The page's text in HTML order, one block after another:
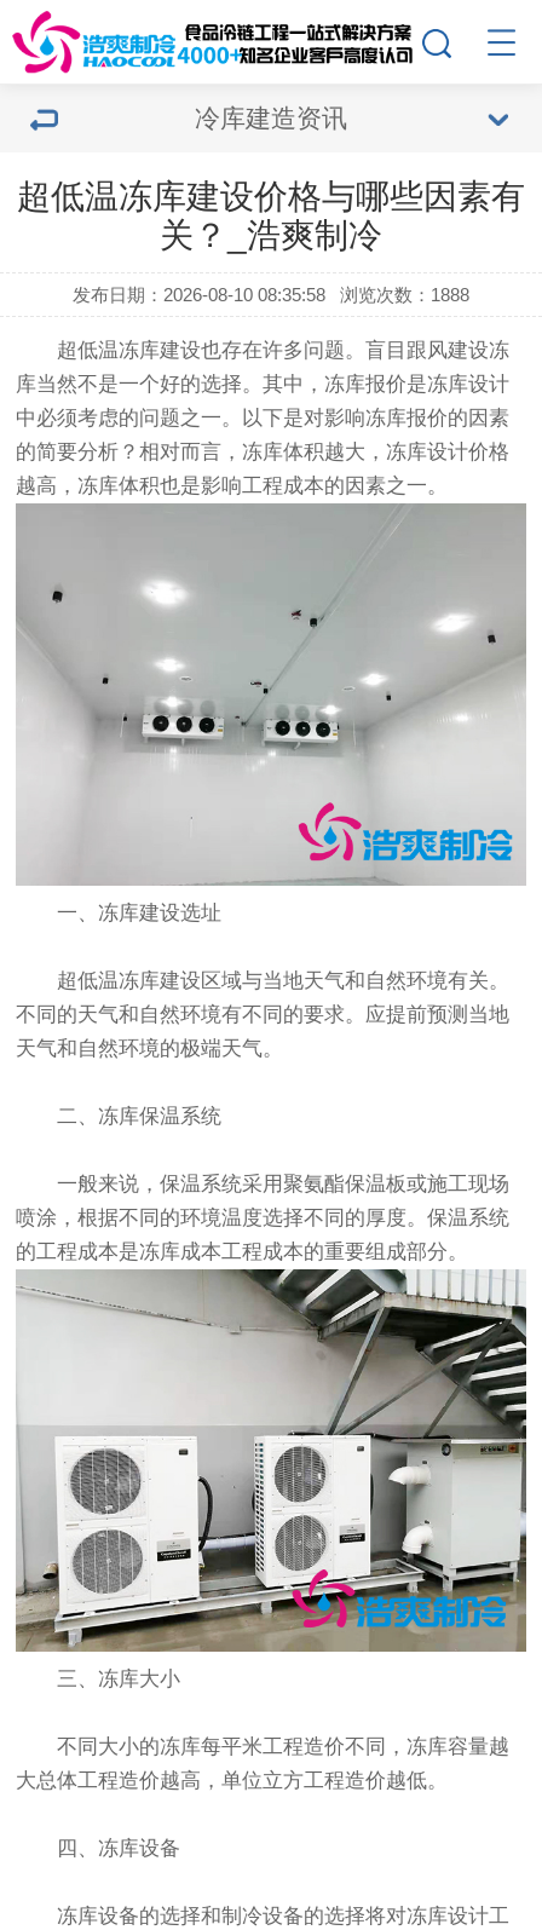
冷库建造资讯
超低温冻库建设价格与哪些因素有
关？_浩爽制冷
发布日期：2026-08-10 08:35:58 浏览次数：1888
超低温冻库建设也存在许多问题。盲目跟风建设冻
库当然不是一个好的选择。其中，冻库报价是冻库设计
中必须考虑的问题之一。以下是对影响冻库报价的因素
的简要分析？相对而言，冻库体积越大，冻库设计价格
越高，冻库体积也是影响工程成本的因素之一。
一、冻库建设选址
超低温冻库建设区域与当地天气和自然环境有关。
不同的天气和自然环境有不同的要求。应提前预测当地
天气和自然环境的极端天气。
二、冻库保温系统
一般来说，保温系统采用聚氨酯保温板或施工现场
喷涂，根据不同的环境温度选择不同的厚度。保温系统
的工程成本是冻库成本工程成本的重要组成部分。
三、冻库大小
不同大小的冻库每平米工程造价不同，冻库容量越
大总体工程造价越高，单位立方工程造价越低。
四、冻库设备
冻库设备的选择和制冷设备的选择将对冻库设计工